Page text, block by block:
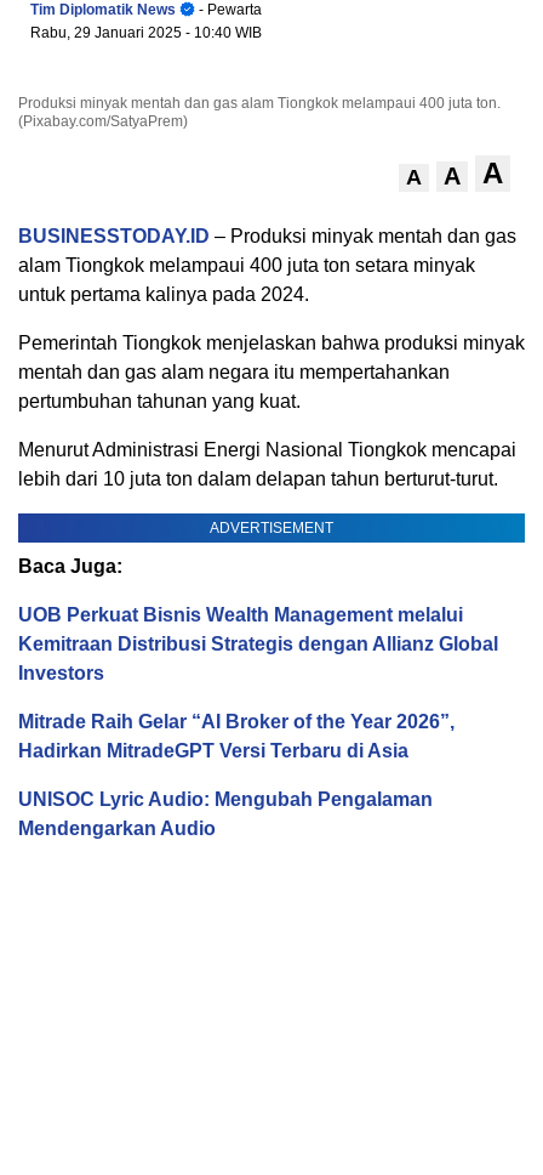
Tim Diplomatik News
- Pewarta
Rabu, 29 Januari 2025 - 10:40 WIB
Produksi minyak mentah dan gas alam Tiongkok melampaui 400 juta ton.
(Pixabay.com/SatyaPrem)
A A A
BUSINESSTODAY.ID – Produksi minyak mentah dan gas
alam Tiongkok melampaui 400 juta ton setara minyak
untuk pertama kalinya pada 2024.
Pemerintah Tiongkok menjelaskan bahwa produksi minyak
mentah dan gas alam negara itu mempertahankan
pertumbuhan tahunan yang kuat.
Menurut Administrasi Energi Nasional Tiongkok mencapai
lebih dari 10 juta ton dalam delapan tahun berturut-turut.
ADVERTISEMENT
Baca Juga:
UOB Perkuat Bisnis Wealth Management melalui
Kemitraan Distribusi Strategis dengan Allianz Global
Investors
Mitrade Raih Gelar “AI Broker of the Year 2026”,
Hadirkan MitradeGPT Versi Terbaru di Asia
UNISOC Lyric Audio: Mengubah Pengalaman
Mendengarkan Audio